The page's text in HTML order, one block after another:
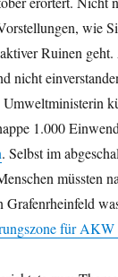
wie
Ruinen
nicht
Umweltministerin
1.000
. Selbst im
müssten
für AKW